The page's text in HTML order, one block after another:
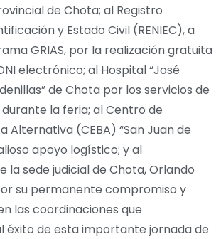
de Chota; al Registro
y Estado Civil (RENIEC), a
GRIAS, por la realización gratuita
electrónico; al Hospital “José
de Chota por los servicios de
la feria; al Centro de
Alternativa (CEBA) “San Juan de
apoyo logístico; y al
la sede judicial de Chota, Orlando
su permanente compromiso y
las coordinaciones que
éxito de esta importante jornada de